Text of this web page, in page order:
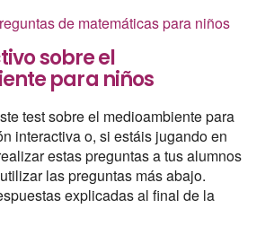
de matemáticas para niños
sobre el
para niños
test sobre el medioambiente para
interactiva o, si estáis jugando en
estas preguntas a tus alumnos
las preguntas más abajo.
explicadas al final de la